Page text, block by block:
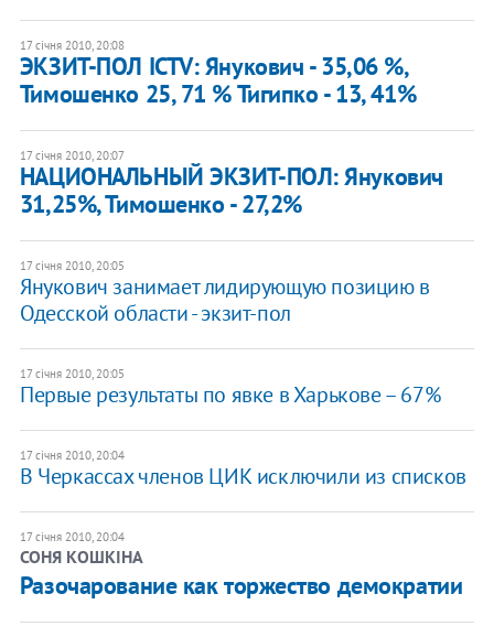
17 січня 2010, 20:08
ЭКЗИТ-ПОЛ ICTV: Янукович - 35,06 %,
Тимошенко 25, 71 % Тигипко - 13, 41%
17 січня 2010, 20:07
НАЦИОНАЛЬНЫЙ ЭКЗИТ-ПОЛ: Янукович
31,25%, Тимошенко - 27,2%
17 січня 2010, 20:05
Янукович занимает лидирующую позицию в
Одесской области - экзит-пол
17 січня 2010, 20:05
Первые результаты по явке в Харькове – 67%
17 січня 2010, 20:04
В Черкассах членов ЦИК исключили из списков
17 січня 2010, 20:04
СОНЯ КОШКІНА
Разочарование как торжество демократии